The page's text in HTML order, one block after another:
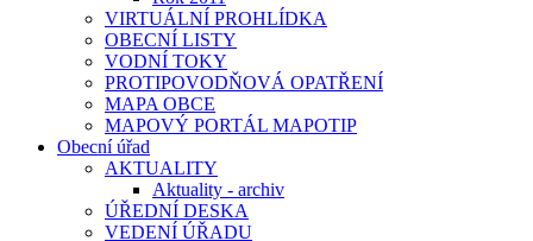
VIRTUÁLNÍ PROHLÍDKA
OBECNÍ LISTY
VODNÍ TOKY
PROTIPOVODŇOVÁ OPATŘENÍ
MAPA OBCE
MAPOVÝ PORTÁL MAPOTIP
Obecní úřad
AKTUALITY
Aktuality - archiv
ÚŘEDNÍ DESKA
VEDENÍ ÚŘADU